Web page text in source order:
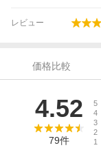
レビュー
価格比較
4.52
79件
5
4
3
2
1